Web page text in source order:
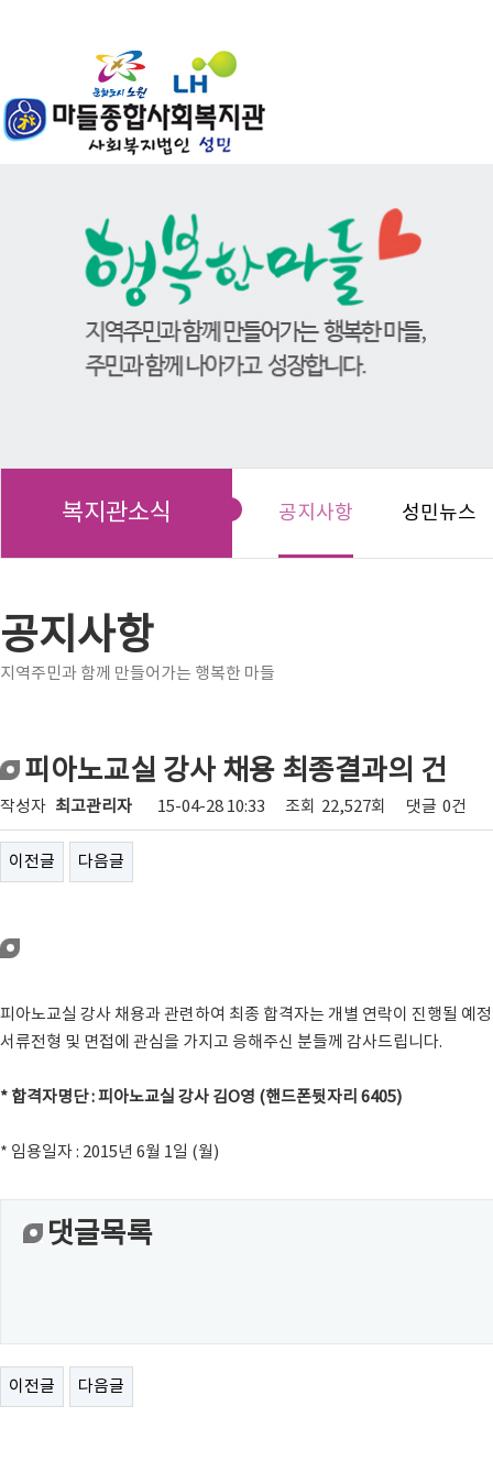
복지관소식 공지사항 성민뉴스
공지사항
지역주민과 함께 만들어가는 행복한 마들
피아노교실 강사 채용 최종결과의 건
작성자 최고관리자 15-04-28 10:33 조회 22,527회 댓글 0건
이전글 다음글
피아노교실 강사 채용과 관련하여 최종 합격자는 개별 연락이 진행될 예
서류전형 및 면접에 관심을 가지고 응해주신 분들께 감사드립니다.
* 합격자명단 : 피아노교실 강사 김O영 (핸드폰뒷자리 6405)
* 임용일자 : 2015년 6월 1일 (월)
댓글목록
이전글 다음글